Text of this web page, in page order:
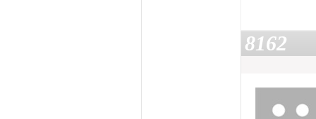
8162